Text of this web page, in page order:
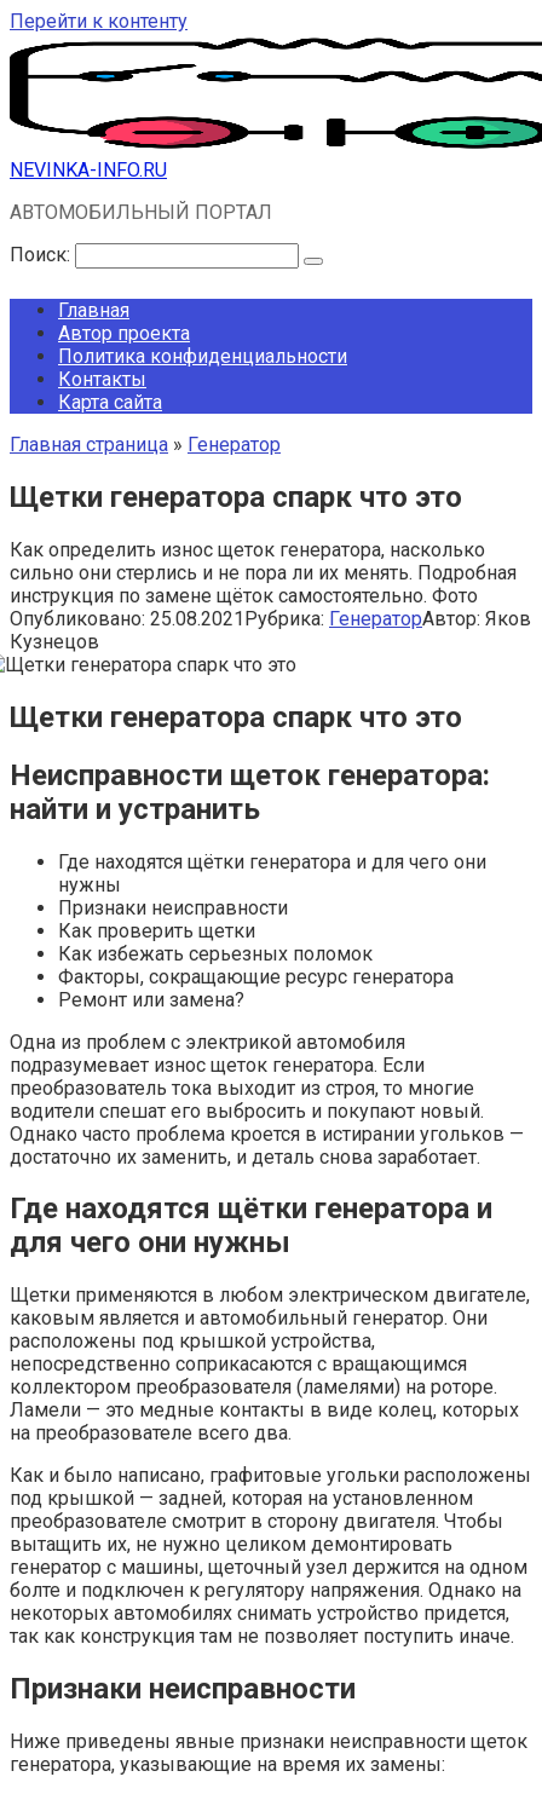
Перейти к контенту
NEVINKA-INFO.RU
АВТОМОБИЛЬНЫЙ ПОРТАЛ
Поиск:
Главная
Автор проекта
Политика конфиденциальности
Контакты
Карта сайта
Главная страница » Генератор
Щетки генератора спарк что это
Как определить износ щеток генератора, насколько
сильно они стерлись и не пора ли их менять. Подробная
инструкция по замене щёток самостоятельно. Фото
Опубликовано: 25.08.2021Рубрика: ГенераторАвтор: Яков
Кузнецов
Щетки генератора спарк что это
Неисправности щеток генератора:
найти и устранить
Где находятся щётки генератора и для чего они
нужны
Признаки неисправности
Как проверить щетки
Как избежать серьезных поломок
Факторы, сокращающие ресурс генератора
Ремонт или замена?
Одна из проблем с электрикой автомобиля
подразумевает износ щеток генератора. Если
преобразователь тока выходит из строя, то многие
водители спешат его выбросить и покупают новый.
Однако часто проблема кроется в истирании угольков —
достаточно их заменить, и деталь снова заработает.
Где находятся щётки генератора и
для чего они нужны
Щетки применяются в любом электрическом двигателе,
каковым является и автомобильный генератор. Они
расположены под крышкой устройства,
непосредственно соприкасаются с вращающимся
коллектором преобразователя (ламелями) на роторе.
Ламели — это медные контакты в виде колец, которых
на преобразователе всего два.
Как и было написано, графитовые угольки расположены
под крышкой — задней, которая на установленном
преобразователе смотрит в сторону двигателя. Чтобы
вытащить их, не нужно целиком демонтировать
генератор с машины, щеточный узел держится на одном
болте и подключен к регулятору напряжения. Однако на
некоторых автомобилях снимать устройство придется,
так как конструкция там не позволяет поступить иначе.
Признаки неисправности
Ниже приведены явные признаки неисправности щеток
генератора, указывающие на время их замены: